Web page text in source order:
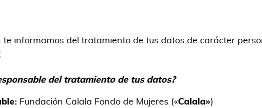
te informamos del tratamiento de tus datos de carácter
del tratamiento de tus datos?
Fundación Calala Fondo de Mujeres («Calala»)